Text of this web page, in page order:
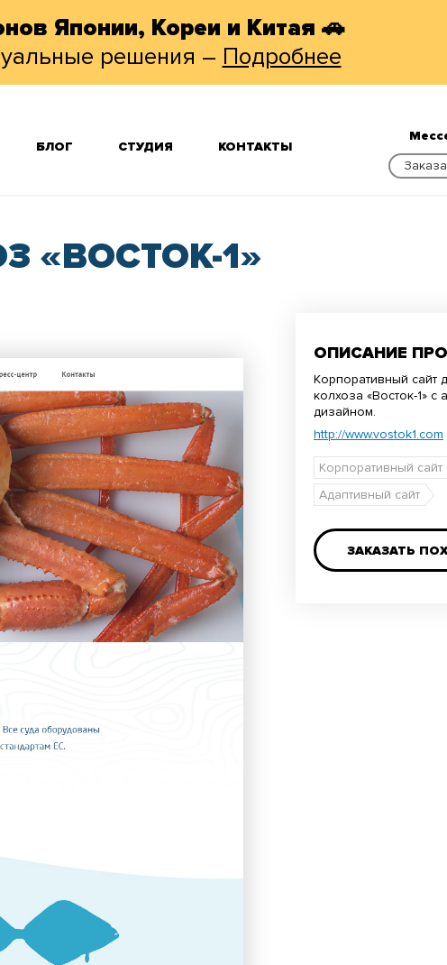
Японии, Кореи и Китая 🚗
решения – Подробнее
БЛОГ СТУДИЯ КОНТАКТЫ
«ВОСТОК-1»
ОПИСАНИЕ
Корпоративный сайт
колхоза «Восток-1» с
дизайном.
http://www.vostok1.com
Корпоративный сайт
Адаптивный сайт
ЗАКАЗАТЬ